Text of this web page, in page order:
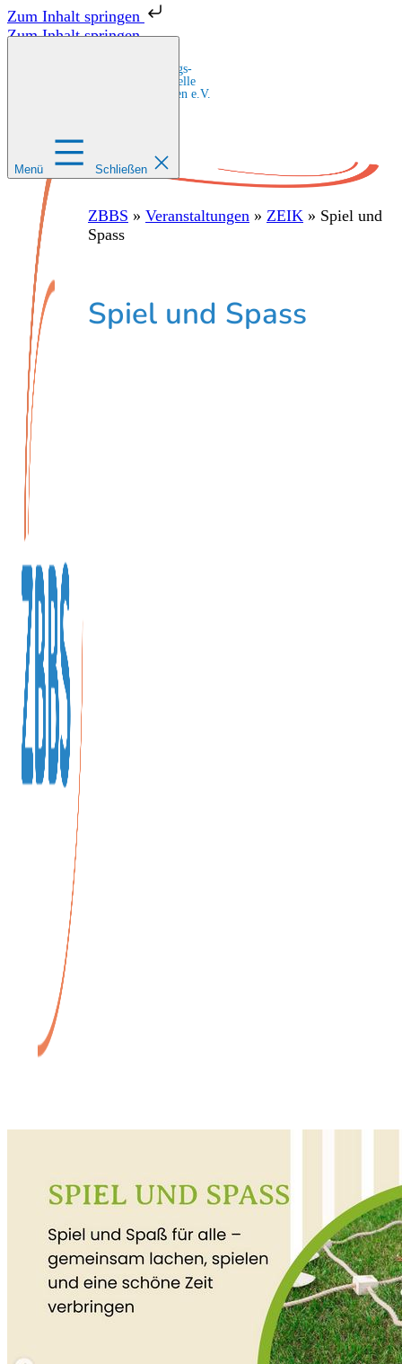
Zum Inhalt springen
Zum Inhalt springen
Zentrale Bildungs-
und Beratungsstelle
für Migrant:innen e.V.
Menü Schließen
ZBBS » Veranstaltungen » ZEIK » Spiel und
Spass
Spiel und Spass